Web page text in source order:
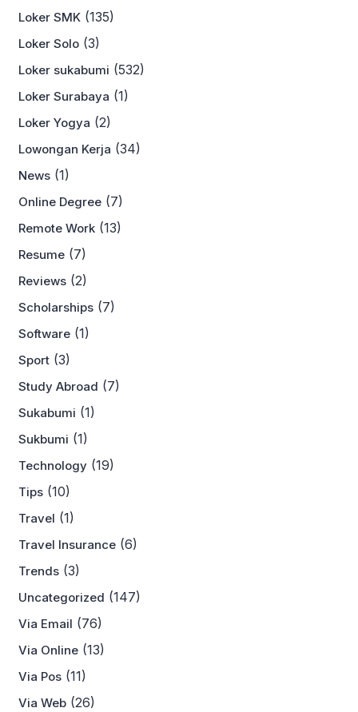
Loker SMK (135)
Loker Solo (3)
Loker sukabumi (532)
Loker Surabaya (1)
Loker Yogya (2)
Lowongan Kerja (34)
News (1)
Online Degree (7)
Remote Work (13)
Resume (7)
Reviews (2)
Scholarships (7)
Software (1)
Sport (3)
Study Abroad (7)
Sukabumi (1)
Sukbumi (1)
Technology (19)
Tips (10)
Travel (1)
Travel Insurance (6)
Trends (3)
Uncategorized (147)
Via Email (76)
Via Online (13)
Via Pos (11)
Via Web (26)